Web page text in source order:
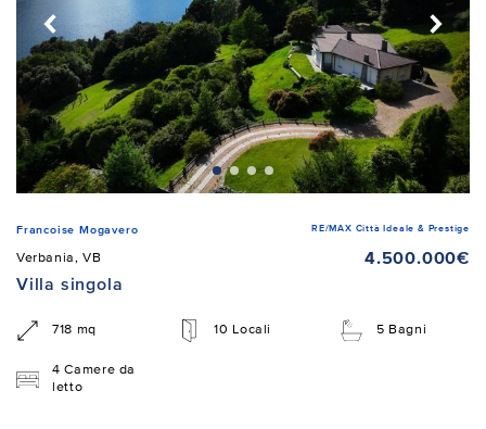
Francoise Mogavero RE/MAX Città Ideale & Prestige
Verbania, VB
4.500.000€
Villa singola
718 mq 10 Locali 5 Bagni
4 Camere da
letto